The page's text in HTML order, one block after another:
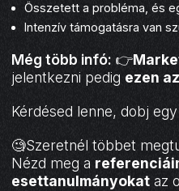
Összetett a probléma, és
Intenzív támogatásra van
Még több infó: 👉
jelentkezni pedig ezen
Kérdésed lenne, dobj
🧐Szeretnél többet
Nézd meg a
esettanulmányokat az